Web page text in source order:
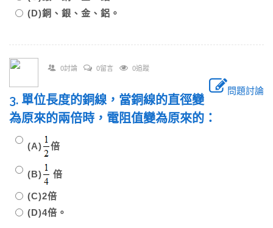
(D)銅、銀、金、鋁。
0討論 0留言 0追蹤
問題討論
3. 單位長度的銅線，當銅線的直徑變
為原來的兩倍時，電阻值變為原來的：
(A) 倍
(B) 倍
(C)2倍
(D)4倍。